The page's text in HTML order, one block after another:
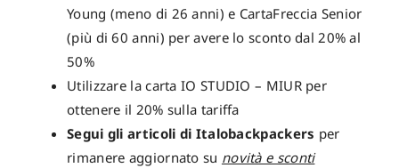
Young (meno di 26 anni) e CartaFreccia Senior
(più di 60 anni) per avere lo sconto dal 20% al
50%
Utilizzare la carta IO STUDIO – MIUR per
ottenere il 20% sulla tariffa
Segui gli articoli di Italobackpackers per
rimanere aggiornato su novità e sconti